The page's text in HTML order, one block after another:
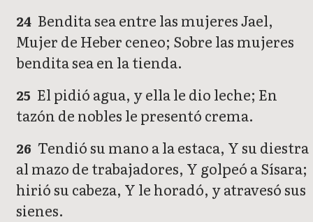
24 Bendita sea entre las mujeres Jael,
Mujer de Heber ceneo; Sobre las mujeres
bendita sea en la tienda.
25 El pidió agua, y ella le dio leche; En
tazón de nobles le presentó crema.
26 Tendió su mano a la estaca, Y su diestra
al mazo de trabajadores, Y golpeó a Sísara;
hirió su cabeza, Y le horadó, y atravesó sus
sienes.